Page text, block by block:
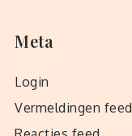
Meta
Login
Vermeldingen feed